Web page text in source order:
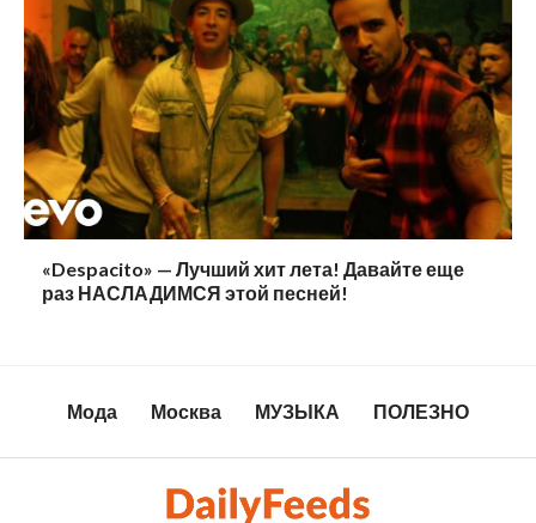
«Despacito» — Лучший хит лета! Давайте еще
раз НАСЛАДИМСЯ этой песней!
Мода Москва МУЗЫКА ПОЛЕЗНО